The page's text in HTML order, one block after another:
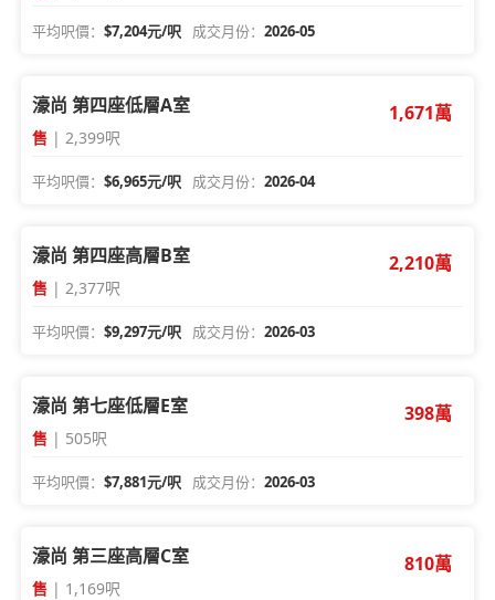
平均呎價：$7,204元/呎 成交月份：2026-05
濠尚 第四座低層A室
售 | 2,399呎
1,671萬
平均呎價：$6,965元/呎 成交月份：2026-04
濠尚 第四座高層B室
售 | 2,377呎
2,210萬
平均呎價：$9,297元/呎 成交月份：2026-03
濠尚 第七座低層E室
售 | 505呎
398萬
平均呎價：$7,881元/呎 成交月份：2026-03
濠尚 第三座高層C室
售 | 1,169呎
810萬